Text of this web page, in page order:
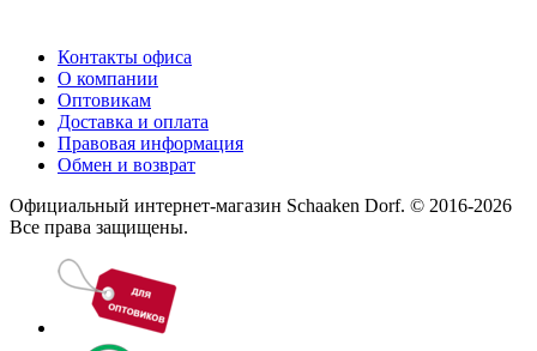
Контакты офиса
О компании
Оптовикам
Доставка и оплата
Правовая информация
Обмен и возврат
Официальный интернет-магазин Schaaken Dorf. © 2016-2026
Все права защищены.